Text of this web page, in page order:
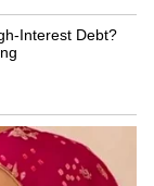
సులభంగా